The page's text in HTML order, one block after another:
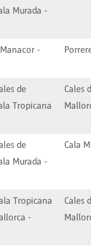
Murada -
-
de
Tropicana
Cales
de
Murada -
Cala
Tropicana
-
Cales